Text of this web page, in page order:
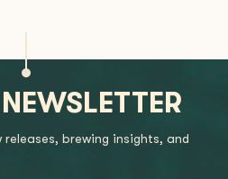
brewing insights, and